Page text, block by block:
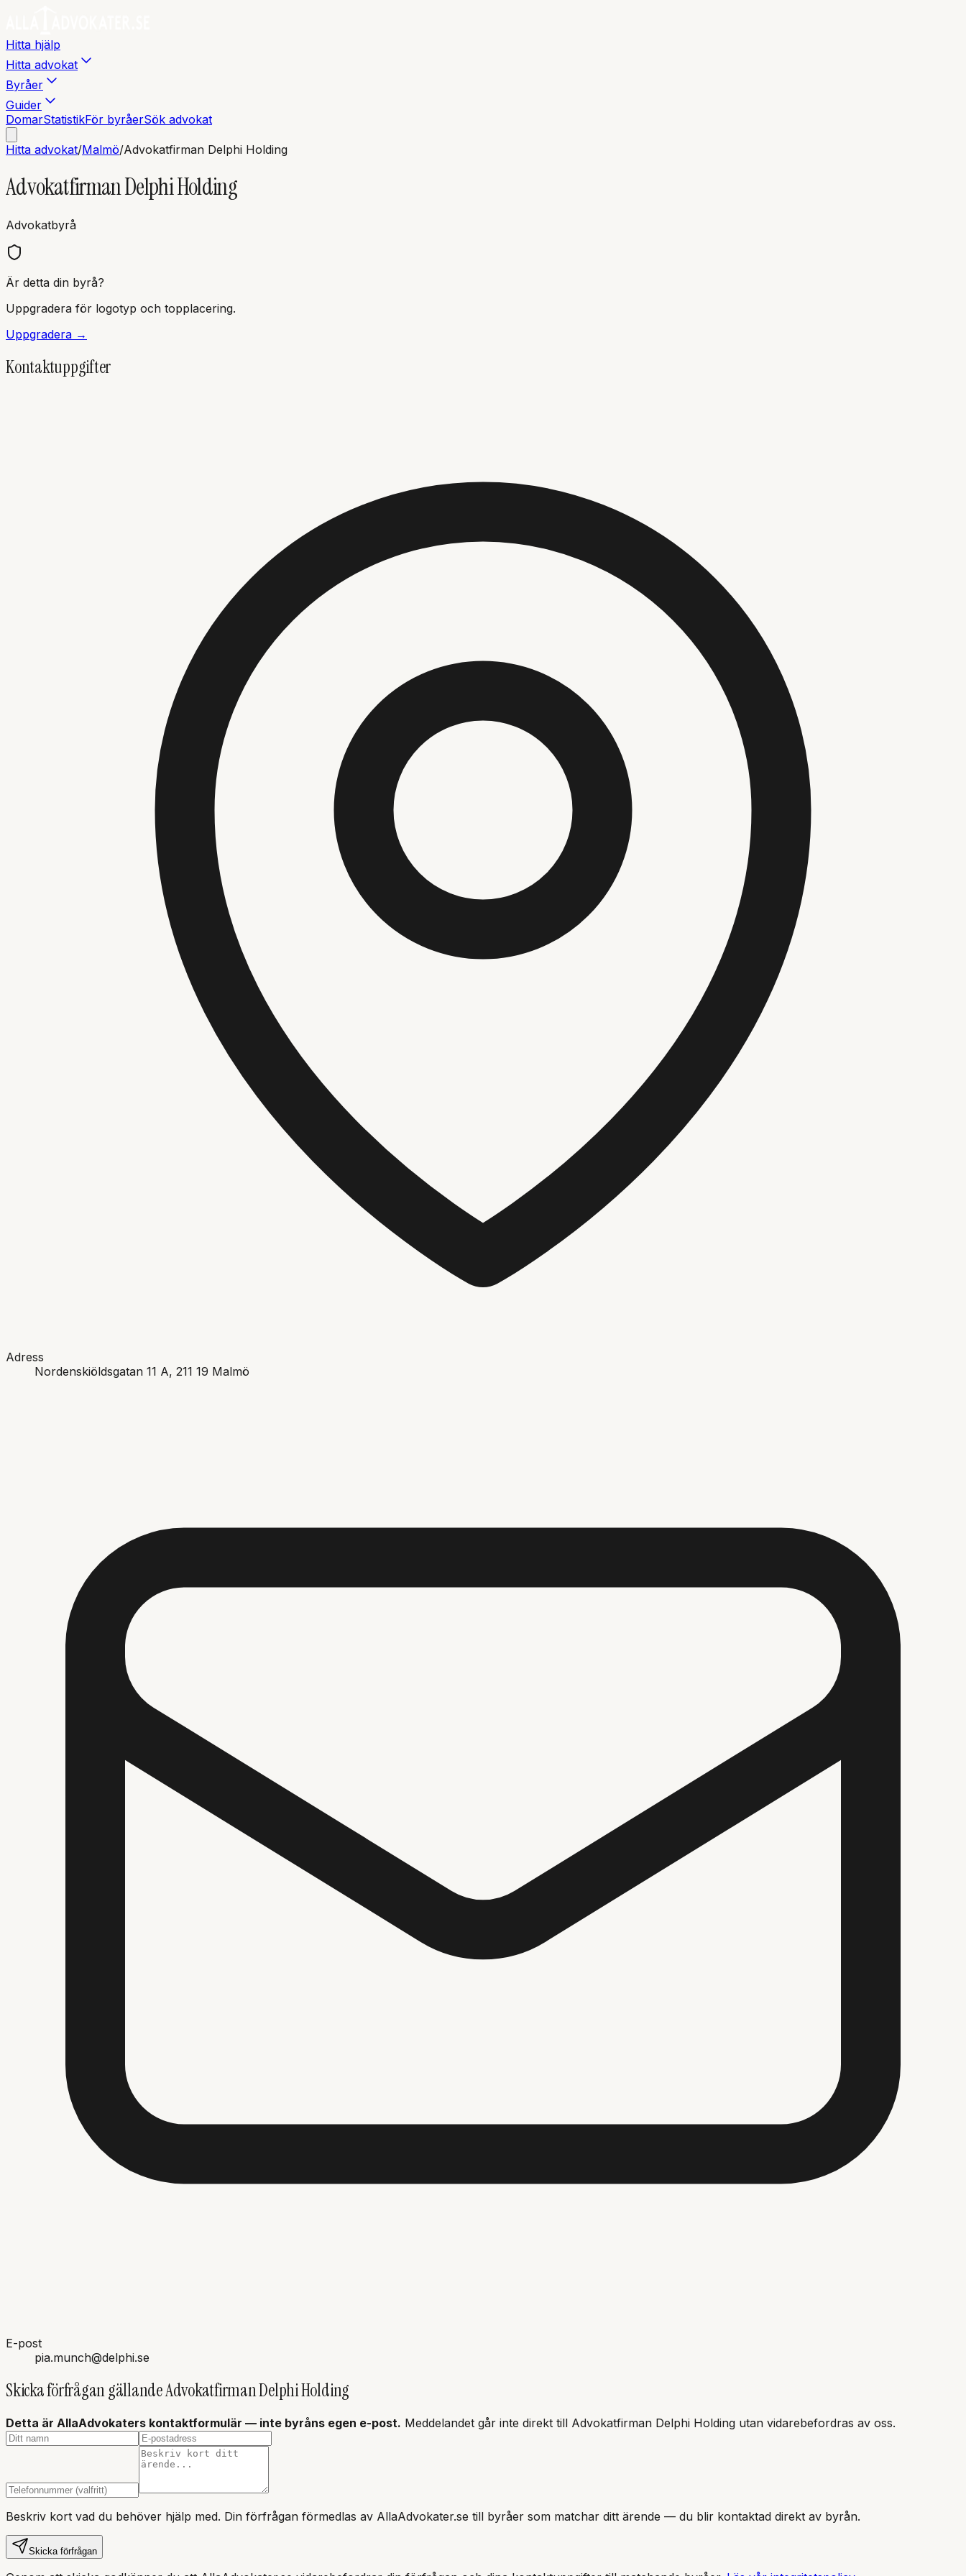
Hitta hjälp
Hitta advokat
Byråer
Guider
DomarStatistikFör byråerSök advokat
Hitta advokat/Malmö/Advokatfirman Delphi Holding
Advokatfirman Delphi Holding
Advokatbyrå
Är detta din byrå?
Uppgradera för logotyp och topplacering.
Uppgradera →
Kontaktuppgifter
Adress
Nordenskiöldsgatan 11 A, 211 19 Malmö
E-post
pia.munch@delphi.se
Skicka förfrågan gällandeAdvokatfirman Delphi Holding
Detta är AllaAdvokaters kontaktformulär — inte byråns egen e-post. Meddelandet går inte direkt till Advokatfirman Delphi Holding utan vidarebefordras av oss.
Beskriv kort vad du behöver hjälp med. Din förfrågan förmedlas av AllaAdvokater.se till byråer som matchar ditt ärende — du blir kontaktad direkt av byrån.
Skicka förfrågan